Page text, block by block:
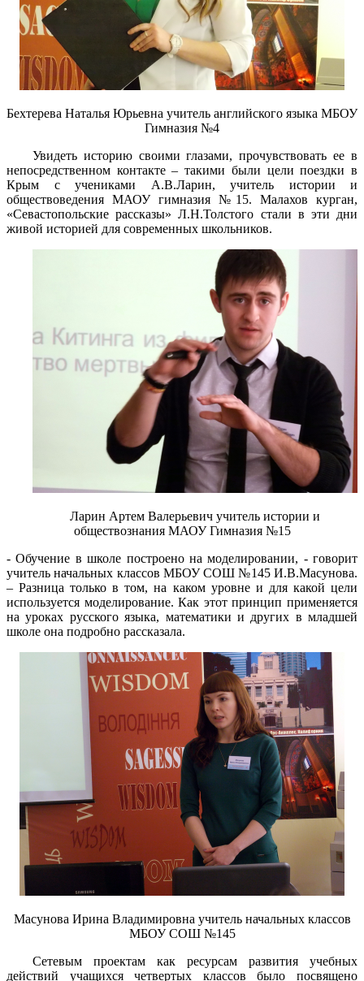
Бехтерева Наталья Юрьевна учитель английского языка МБОУ
Гимназия №4
Увидеть историю своими глазами, прочувствовать ее в
непосредственном контакте – такими были цели поездки в
Крым с учениками А.В.Ларин, учитель истории и
обществоведения МАОУ гимназия №15. Малахов курган,
«Севастопольские рассказы» Л.Н.Толстого стали в эти дни
живой историей для современных школьников.
Ларин Артем Валерьевич учитель истории и
обществознания МАОУ Гимназия №15
- Обучение в школе построено на моделировании, - говорит
учитель начальных классов МБОУ СОШ №145 И.В.Масунова.
– Разница только в том, на каком уровне и для какой цели
используется моделирование. Как этот принцип применяется
на уроках русского языка, математики и других в младшей
школе она подробно рассказала.
Масунова Ирина Владимировна учитель начальных классов
МБОУ СОШ №145
Сетевым проектам как ресурсам развития учебных
действий учащихся четвертых классов было посвящено